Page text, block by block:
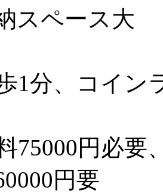
スペース大
1分、コイ
75000円必
円要